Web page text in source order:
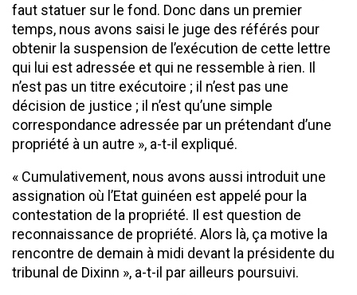
faut statuer sur le fond. Donc dans un premier
temps, nous avons saisi le juge des référés pour
obtenir la suspension de l’exécution de cette lettre
qui lui est adressée et qui ne ressemble à rien. Il
n’est pas un titre exécutoire ; il n’est pas une
décision de justice ; il n’est qu’une simple
correspondance adressée par un prétendant d’une
propriété à un autre », a-t-il expliqué.
« Cumulativement, nous avons aussi introduit une
assignation où l’Etat guinéen est appelé pour la
contestation de la propriété. Il est question de
reconnaissance de propriété. Alors là, ça motive la
rencontre de demain à midi devant la présidente du
tribunal de Dixinn », a-t-il par ailleurs poursuivi.